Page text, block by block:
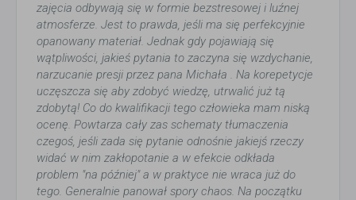
zajęcia odbywają się w formie bezstresowej i luźnej
atmosferze. Jest to prawda, jeśli ma się perfekcyjnie
opanowany materiał. Jednak gdy pojawiają się
wątpliwości, jakieś pytania to zaczyna się wzdychanie,
narzucanie presji przez pana Michała . Na korepetycje
uczęszcza się aby zdobyć wiedzę, utrwalić już tą
zdobytą! Co do kwalifikacji tego człowieka mam niską
ocenę. Powtarza cały zas schematy tłumaczenia
czegoś, jeśli zada się pytanie odnośnie jakiejś rzeczy
widać w nim zakłopotanie a w efekcie odkłada
problem "na później" a w praktyce nie wraca już do
tego. Generalnie panował spory chaos. Na początku